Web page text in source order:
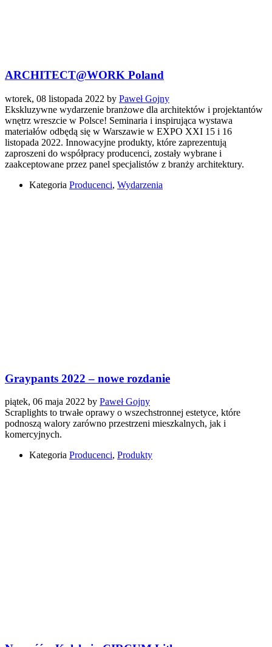
ARCHITECT@WORK Poland
wtorek, 08 listopada 2022 by Paweł Gojny
Ekskluzywne wydarzenie branżowe dla architektów i projektantów
wnętrz wreszcie w Polsce! Seminaria i inspirująca wystawa
materiałów odbędą się w Warszawie w EXPO XXI 15 i 16
listopada 2022. Innowacyjne produkty, które zaprezentują
zaproszeni do współpracy producenci, zostały wybrane i
zaakceptowane przez panel specjalistów z branży architektury.
Kategoria Producenci, Wydarzenia
Graypants 2022 – nowe rozdanie
piątek, 06 maja 2022 by Paweł Gojny
Scraplights to trwałe oprawy o wszechstronnej estetyce, które
podnoszą walory zarówno przestrzeni mieszkalnych, jak i
komercyjnych.
Kategoria Producenci, Produkty